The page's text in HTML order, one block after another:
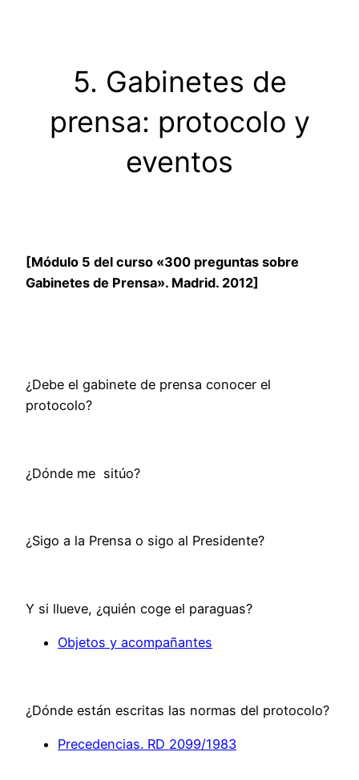
5. Gabinetes de
prensa: protocolo y
eventos
[Módulo 5 del curso «300 preguntas sobre
Gabinetes de Prensa». Madrid. 2012]
¿Debe el gabinete de prensa conocer el
protocolo?
¿Dónde me sitúo?
¿Sigo a la Prensa o sigo al Presidente?
Y si llueve, ¿quién coge el paraguas?
Objetos y acompañantes
¿Dónde están escritas las normas del protocolo?
Precedencias. RD 2099/1983